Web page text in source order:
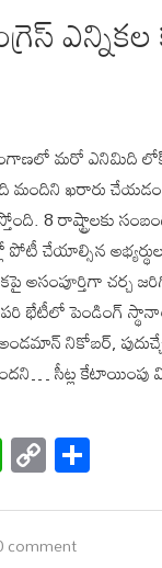
మరో ఎనిమిది లోక్
ఖరారు
8 రాష్ట్రాలకు
పోటీ చేయాల్సిన
అసంపూర్తిగా చర్చ
భేటీలో పెండింగ్
నికోబర్,
సీట్ల
WhatsApp
Copy
Link
comment